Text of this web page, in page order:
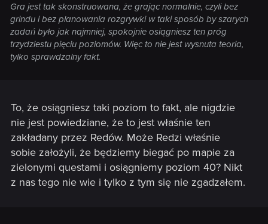
Gra jest tak skonstruowana, że grając normalnie, czyli bez
grindu i bez planowania rozgrywki w taki sposób by szarych
zadań było jak najmniej, spokojnie osiągniesz ten próg
trzydziestu pięciu poziomów. Więc to nie jest wysnuta teoria,
tylko sprawdzalny fakt.
To, że osiągniesz taki poziom to fakt, ale nigdzie
nie jest powiedziane, że to jest właśnie ten
zakładany przez Redów. Może Redzi właśnie
sobie założyli, że będziemy biegać po mapie za
zielonymi questami i osiągniemy poziom 40? Nikt
z nas tego nie wie i tylko z tym się nie zgadzałem.